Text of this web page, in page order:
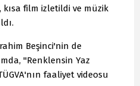
kısa film izletildi ve müzik
Beşinci'nin de
"Renklensin Yaz
faaliyet videosu